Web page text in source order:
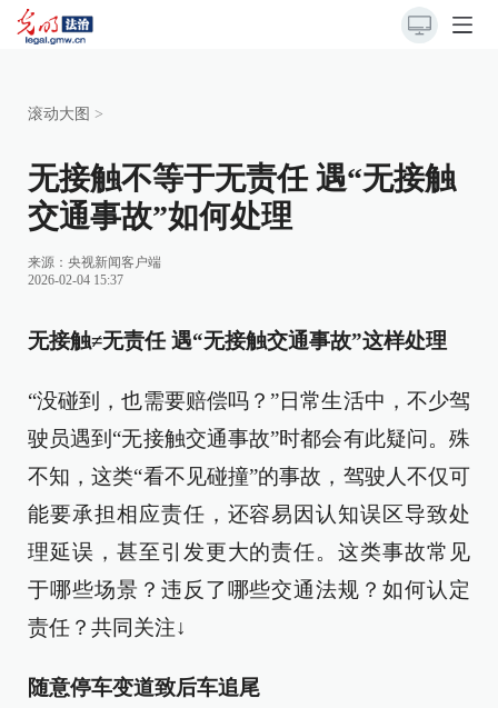
滚动大图 >
无接触不等于无责任 遇“无接触
交通事故”如何处理
来源： 央视新闻客户端
2026-02-04 15:37
无接触≠无责任 遇“无接触交通事故”这样处理
“没碰到，也需要赔偿吗？”日常生活中，不少驾
驶员遇到“无接触交通事故”时都会有此疑问。殊
不知，这类“看不见碰撞”的事故，驾驶人不仅可
能要承担相应责任，还容易因认知误区导致处
理延误，甚至引发更大的责任。这类事故常见
于哪些场景？违反了哪些交通法规？如何认定
责任？共同关注↓
随意停车变道致后车追尾